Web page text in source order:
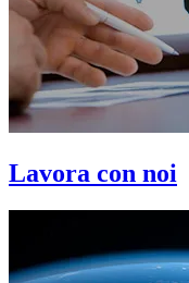
Lavora con noi